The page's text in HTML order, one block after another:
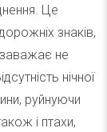
Це
знаків,
заважає не
нічної
руйнуючи
і птахи,